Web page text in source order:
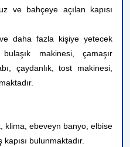
ve bahçeye açılan kapısı
daha fazla kişiye yetecek
makinesi, çamaşır
çaydanlık,tost makinesi,
klima, ebeveyn banyo, elbise
bulunmaktadır.